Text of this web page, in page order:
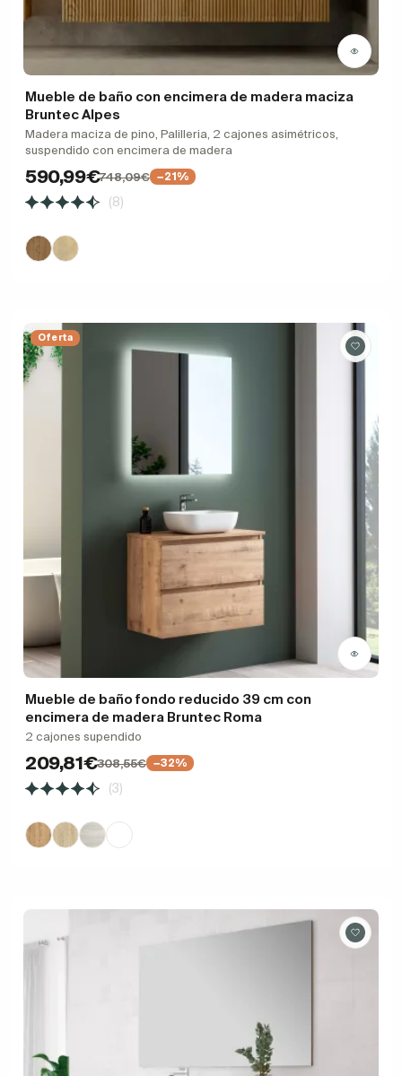
Mueble de baño con encimera de madera maciza
Bruntec Alpes
Madera maciza de pino, Palilleria, 2 cajones asimétricos,
suspendido con encimera de madera
590,99€748,09€ −21%
(8)
Oferta
Mueble de baño fondo reducido 39 cm con
encimera de madera Bruntec Roma
2 cajones supendido
209,81€308,55€ −32%
(3)